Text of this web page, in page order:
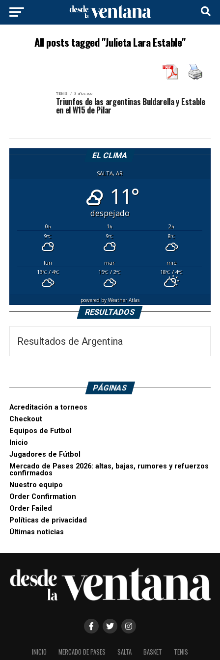
All posts tagged "Julieta Lara Estable"
TENIS 3 años ago
Triunfos de las argentinas Buldarella y Estable
en el W15 de Pilar
EL CLIMA
SALTA, AR
11°
despejado
0h 1h 2h
9°C 9°C 8°C
lun mar
mié
13°C/ 4°C 15°C / 2°C 18°C / 4°C
powered byWeather Atlas
RESULTADOS
Resultados de Argentina
PÁGINAS
Acreditación a torneos
Checkout
Equipos de Futbol
Inicio
Jugadores de Fútbol
Mercado de Pases 2026: altas, bajas, rumores y refuerzos
confirmados
Nuestro equipo
Order Confirmation
Order Failed
Políticas de privacidad
Últimas noticias
INICIO MERCADO DE PASES SALTA BASKET TENIS